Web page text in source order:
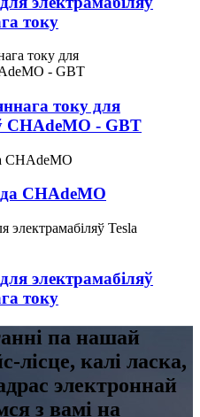
току
току для
CHAdeMO - GBT
CHAdeMO
электрамабіляў
току
па нашай
лісце, калі ласка,
электроннай
з вамі на